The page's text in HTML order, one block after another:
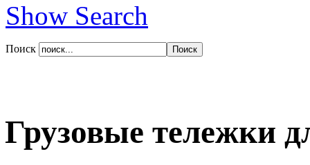
Show Search
Поиск
Грузовые тележки